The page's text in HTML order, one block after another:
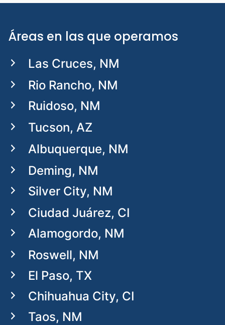
Áreas en las que operamos
Las Cruces, NM
Rio Rancho, NM
Ruidoso, NM
Tucson, AZ
Albuquerque, NM
Deming, NM
Silver City, NM
Ciudad Juárez, CI
Alamogordo, NM
Roswell, NM
El Paso, TX
Chihuahua City, CI
Taos, NM